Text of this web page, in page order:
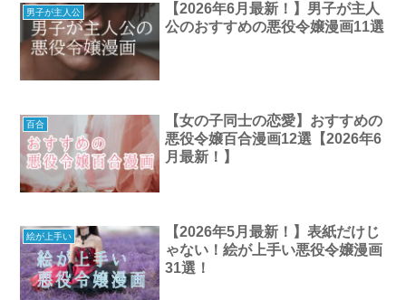
男子が主人公
【2026年6月最新！】男子が主人
公のおすすめの悪役令嬢漫画11選
百合
【女の子同士の恋愛】おすすめの
悪役令嬢百合漫画12選【2026年6
月最新！】
絵が上手い
【2026年5月最新！】表紙だけじ
ゃない！絵が上手い悪役令嬢漫画
31選！